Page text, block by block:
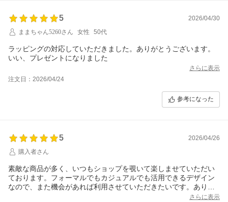
5
2026/04/30
ままちゃん5260さん
女性 50代
ラッピングの対応していただきました。ありがとうございます。
いい、プレゼントになりました
さらに表示
注文日：2026/04/24
参考になった
5
2026/04/26
購入者さん
素敵な商品が多く、いつもショップを覗いて楽しませていただい
ております。フォーマルでもカジュアルでも活用できるデザイン
なので、また機会があれば利用させていただきたいです。ありが
さらに表示